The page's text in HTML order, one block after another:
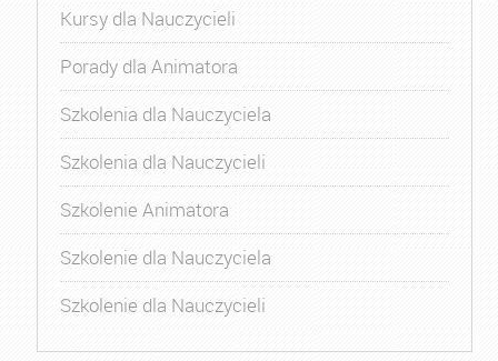
Kursy dla Nauczycieli
Porady dla Animatora
Szkolenia dla Nauczyciela
Szkolenia dla Nauczycieli
Szkolenie Animatora
Szkolenie dla Nauczyciela
Szkolenie dla Nauczycieli